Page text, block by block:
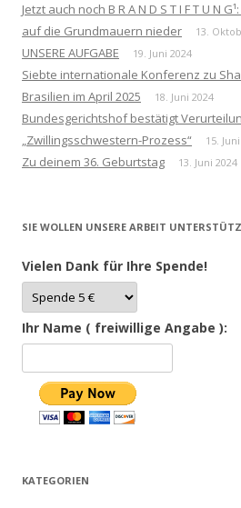
Jetzt auch noch B R A N D S T I F T U N
auf die Grundmauern nieder
13.
UNSERE AUFGABE 19. Juni 2024
Siebte internationale Konferenz zu
Brasilien im April 2025
18. Juni 2024
Bundesgerichtshof bestätigt
„Zwillingsschwestern-Prozess“
15.
Zu deinem 36. Geburtstag 13. Juni 2024
SIE WOLLEN UNSERE ARBEIT
Vielen Dank für Ihre Spende!
Ihr Name ( freiwillige Angabe ):
KATEGORIEN